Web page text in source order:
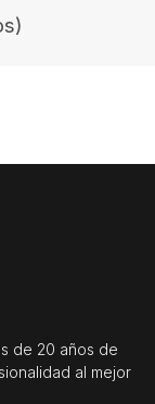
de 20 años de
al mejor